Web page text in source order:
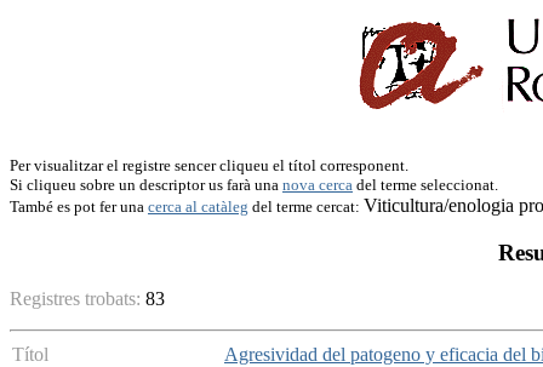
Per visualitzar el registre sencer cliqueu el títol corresponent.
Si cliqueu sobre un descriptor us farà una nova cerca del terme seleccionat.
També es pot fer una cerca al catàleg del terme cercat: Viticultura/enologia
Registres trobats: 83
Títol
Agresividad del patogeno y eficacia del